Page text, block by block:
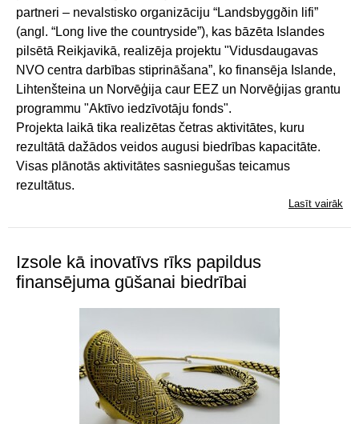
partneri – nevalstisko organizāciju “Landsbyggðin lifi”
(angl. “Long live the countryside”), kas bāzēta Islandes
pilsētā Reikjavikā, realizēja projektu "Vidusdaugavas
NVO centra darbības stiprināšana”, ko finansēja Islande,
Lihtenšteina un Norvēģija caur EEZ un Norvēģijas grantu
programmu "Aktīvo iedzīvotāju fonds".
Projekta laikā tika realizētas četras aktivitātes, kuru
rezultātā dažādos veidos augusi biedrības kapacitāte.
Visas plānotās aktivitātes sasniegušas teicamus
rezultātus.
Lasīt vairāk
Izsole kā inovatīvs rīks papildus
finansējuma gūšanai biedrībai